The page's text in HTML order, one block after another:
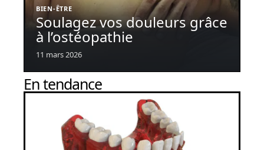
BIEN-ÊTRE
Soulagez vos douleurs grâce
à l’ostéopathie
11 mars 2026
En tendance